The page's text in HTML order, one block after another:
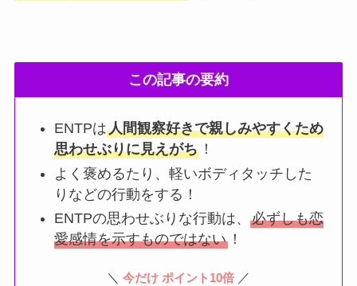
この記事の要約
ENTPは人間観察好きで親しみやすくため
思わせぶりに見えがち ！
よく褒めるたり、軽いボディタッチした
りなどの行動をする！
ENTPの思わせぶりな行動は、必ずしも恋
愛感情を示すものではない ！
＼ 今だけ ポイント10倍 ／